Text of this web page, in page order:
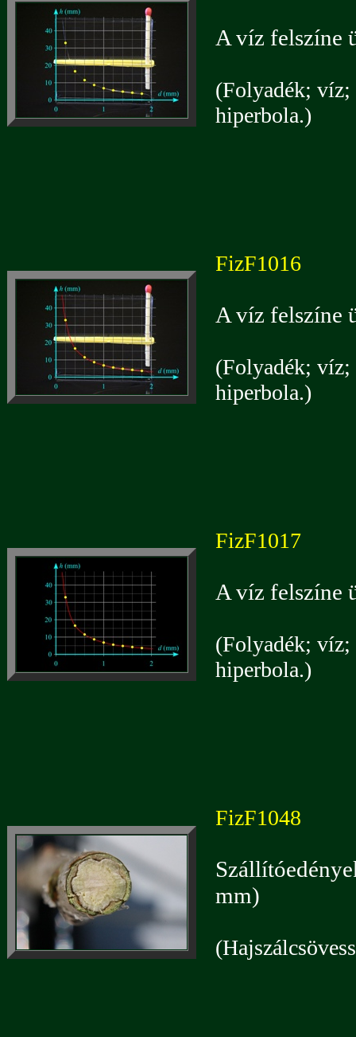
A víz felszíne
(Folyadék; víz;
hiperbola.)
FizF1016
A víz felszíne
(Folyadék; víz;
hiperbola.)
FizF1017
A víz felszíne
(Folyadék; víz;
hiperbola.)
FizF1048
mm)